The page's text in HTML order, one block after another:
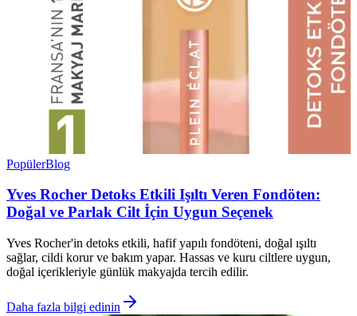
PopülerBlog
Yves Rocher Detoks Etkili Işıltı Veren Fondöten:
Doğal ve Parlak Cilt İçin Uygun Seçenek
Yves Rocher'in detoks etkili, hafif yapılı fondöteni, doğal ışıltı
sağlar, cildi korur ve bakım yapar. Hassas ve kuru ciltlere uygun,
doğal içerikleriyle günlük makyajda tercih edilir.
Daha fazla bilgi edinin